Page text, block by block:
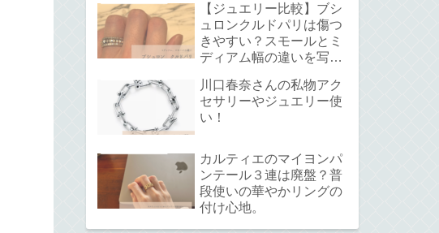
て。
【ジュエリー比較】ブシ
ュロンクルドパリは傷つ
きやすい？スモールとミ
ディアム幅の違いを写真
川口春奈さんの私物アク
セサリーやジュエリー使
い！
カルティエのマイヨンパ
ンテール３連は廃盤？普
段使いの華やかリングの
付け心地。